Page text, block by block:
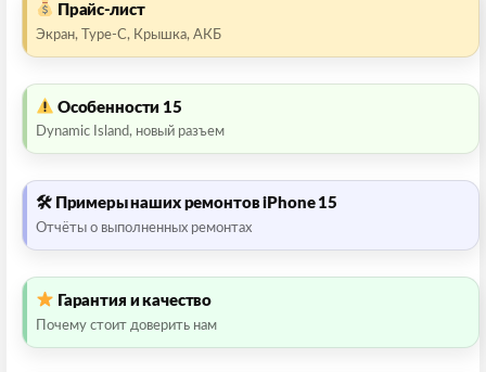
Прайс-лист
Экран, Type-C, Крышка, АКБ
Особенности 15
Dynamic Island, новый разъем
🛠 Примеры наших ремонтов iPhone 15
Отчёты о выполненных ремонтах
Гарантия и качество
Почему стоит доверить нам